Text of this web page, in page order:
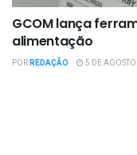
GCOM lança
alimentação
PORREDAÇÃO 5 DE